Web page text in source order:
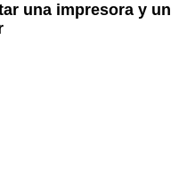
una impresora y un